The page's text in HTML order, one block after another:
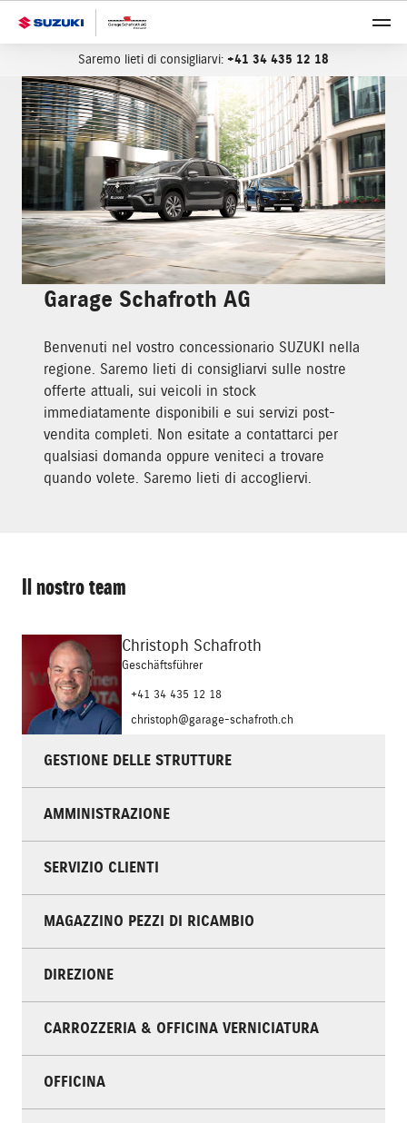
Saremo lieti di consigliarvi: +41 34 435 12 18
Garage Schafroth AG
Benvenuti nel vostro concessionario SUZUKI nella
regione. Saremo lieti di consigliarvi sulle nostre
offerte attuali, sui veicoli in stock
immediatamente disponibili e sui servizi post-
vendita completi. Non esitate a contattarci per
qualsiasi domanda oppure veniteci a trovare
quando volete. Saremo lieti di accogliervi.
Il nostro team
Christoph Schafroth
Geschäftsführer
+41 34 435 12 18
christoph@garage-schafroth.ch
GESTIONE DELLE STRUTTURE
AMMINISTRAZIONE
SERVIZIO CLIENTI
MAGAZZINO PEZZI DI RICAMBIO
DIREZIONE
CARROZZERIA & OFFICINA VERNICIATURA
OFFICINA